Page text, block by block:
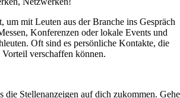
um mit Leuten aus der Branche ins Gespräch
Konferenzen oder lokale Events und
Oft sind es persönliche Kontakte, die
verschaffen können.
die Stellenanzeigen auf dich zukommen. Gehe